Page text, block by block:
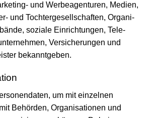
und Werbe­agenturen, Medien,
und Tochter­gesell­schaften, Organi­
soziale Ein­richtungen, Tele­
Ver­sicherungen und
bekannt­geben.
um mit einzelnen
Behörden, Organi­sationen und